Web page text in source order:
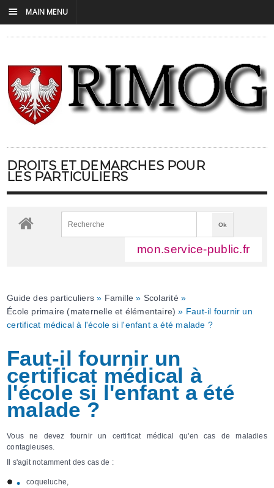
DROITS ET DÉMARCHES POUR
LES PARTICULIERS
mon.service-public.fr
Guide des particuliers» Famille » Scolarité »
École primaire (maternelle et élémentaire) » Faut-il fournir un
certificat médical à l'école si l'enfant a été malade ?
Faut-il fournir un
certificat médical à
l'école si l'enfant a été
malade ?
Vous ne devez fournir un certificat médical qu'en cas de maladies
contagieuses.
Il s'agit notamment des cas de :
coqueluche,
☰ MAIN MENU